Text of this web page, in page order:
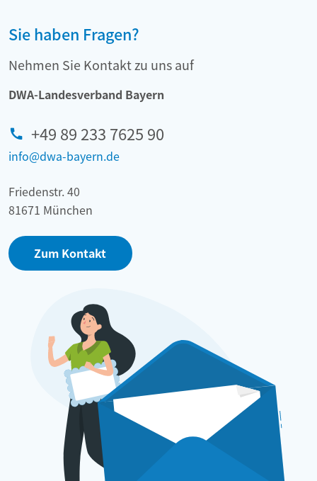
Sie haben Fragen?
Nehmen Sie Kontakt zu uns auf
DWA-Landesverband Bayern
+49 89 233 7625 90
info@dwa-bayern.de
Friedenstr. 40
81671 München
Zum Kontakt